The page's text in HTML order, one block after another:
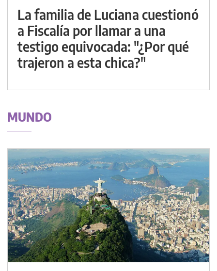
La familia de Luciana cuestionó
a Fiscalía por llamar a una
testigo equivocada: "¿Por qué
trajeron a esta chica?"
MUNDO